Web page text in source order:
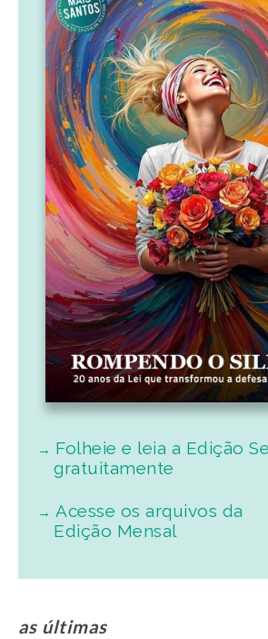
Folheie e leia a Edição
gratuitamente
Acesse os arquivos da
Edição Mensal
as últimas